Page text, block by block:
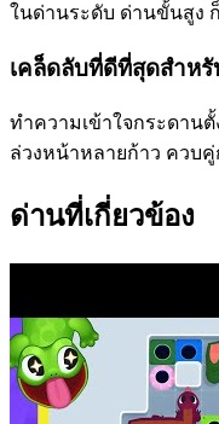
ในด่านระดับ ด่านขั้นสูง
เคล็ดลับที่ดีที่สุดสำห
ทำความเข้าใจกระดาน
ล่วงหน้าหลายก้าว ควบ
ด่านที่เกี่ยวข้อง